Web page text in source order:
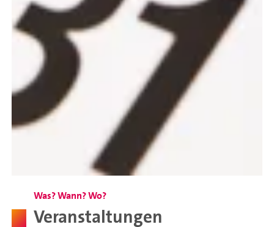
Was? Wann? Wo?
Veranstaltungen